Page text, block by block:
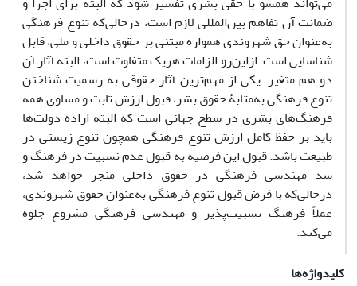
ضمانت آن تفاهم بین‌المللی لازم است، درحالی‌که تنوع فرهنگی
به‌عنوان حق شهروندی همواره مبتنی بر حقوق داخلی و ملی، قابل
شناسایی است. ازاین‌رو الزامات هریک متفاوت است، البته آثار آن
دو هم متغیر. یکی از مهم‌ترین آثار حقوقی به رسمیت شناختن
تنوع فرهنگی به‌مثابۀ حقوق بشر، قبول ارزش ثابت و مساوی همة
فرهنگ‌های بشری در سطح جهانی است که البته ارادة دولت‌ها
باید بر حفظ کامل ارزش تنوع فرهنگی همچون تنوع زیستی در
طبیعت باشد. قبول این فرضیه به قبول عدم نسبیت در فرهنگ و
سد مهندسی فرهنگی در حقوق داخلی منجر خواهد شد،
درحالی‌که با فرض قبول تنوع فرهنگی به‌عنوان حقوق شهروندی،
عملاً فرهنگ نسبیت‌پذیر و مهندسی فرهنگی مشروع جلوه
می‌کند.
کلیدواژه‌ها